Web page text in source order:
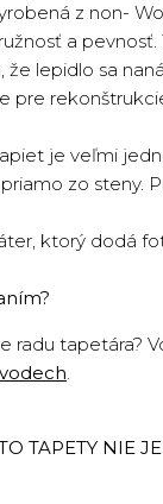
z non-
a
lepidlo sa
pre
je veľmi
zo steny.
ktorý dodá
radu tapetára?
.
TAPETY NIE